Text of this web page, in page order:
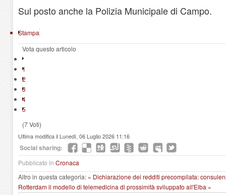
Sul posto anche la Polizia Municipale di Campo.
Stampa
Vota questo articolo
1
2
3
4
5
(7 Voti)
Ultima modifica il Lunedì, 06 Luglio 2026 11:16
Social sharing:
Pubblicato in Cronaca
Altro in questa categoria: « Dichiarazione dei redditi precompilata:
Rotterdam il modello di telemedicina di prossimità sviluppato all'Elba »